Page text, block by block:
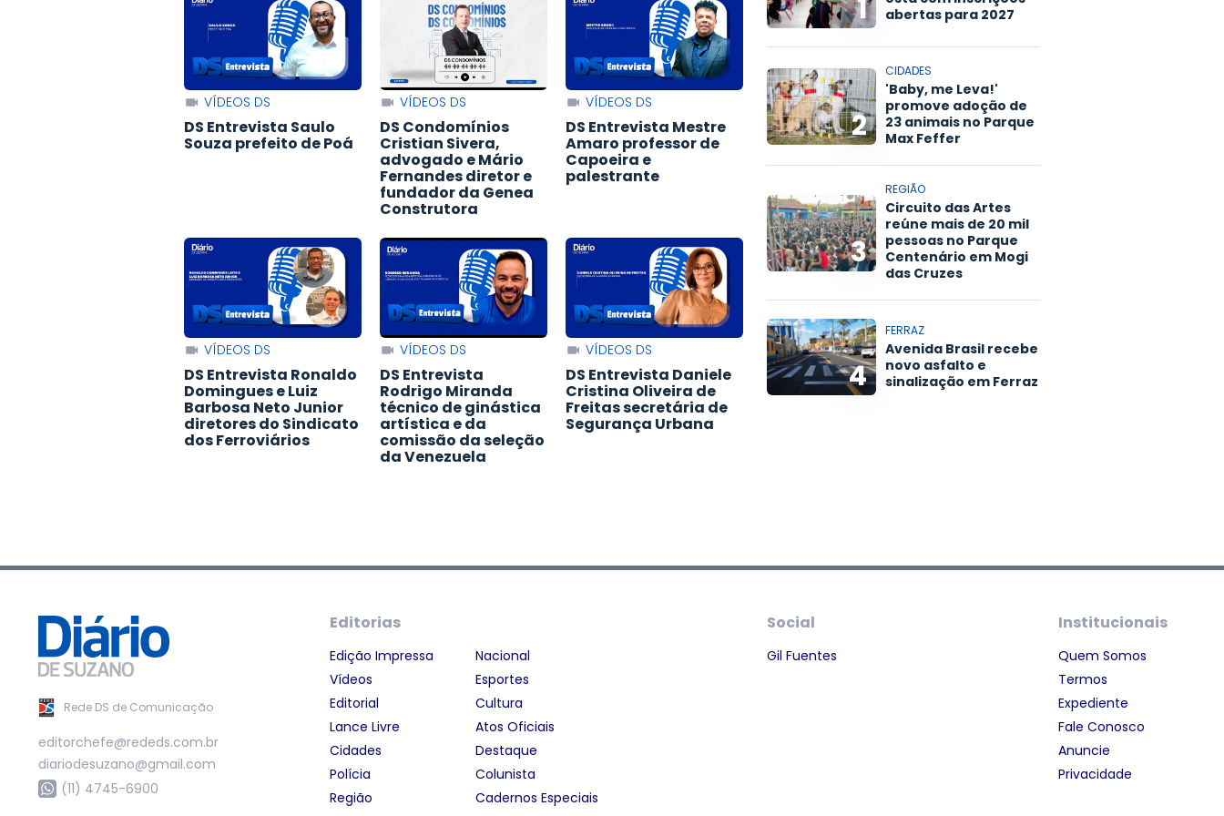
VÍDEOS DS
DS Entrevista Saulo
Souza prefeito de Poá
VÍDEOS DS
DS Condomínios
Cristian Sivera,
advogado e Mário
Fernandes diretor e
fundador da Genea
Construtora
VÍDEOS DS
DS Entrevista Mestre
Amaro professor de
Capoeira e
palestrante
VÍDEOS DS
DS Entrevista Ronaldo
Domingues e Luiz
Barbosa Neto Junior
diretores do Sindicato
dos Ferroviários
VÍDEOS DS
DS Entrevista
Rodrigo Miranda
técnico de ginástica
artística e da
comissão da seleção
da Venezuela
VÍDEOS DS
DS Entrevista Daniele
Cristina Oliveira de
Freitas secretária de
Segurança Urbana
1
abertas para 2027
2
CIDADES
'Baby, me Leva!'
promove adoção de
23 animais no Parque
Max Feffer
3
REGIÃO
Circuito das Artes
reúne mais de 20 mil
pessoas no Parque
Centenário em Mogi
das Cruzes
4
FERRAZ
Avenida Brasil recebe
novo asfalto e
sinalização em Ferraz
Rede DS de Comunicação
editorchefe@rededs.com.br
diariodesuzano@gmail.com
(11) 4745-6900
Editorias
Edição Impressa
Vídeos
Editorial
Lance Livre
Cidades
Polícia
Região
Nacional
Esportes
Cultura
Atos Oficiais
Destaque
Colunista
Cadernos Especiais
Social
Gil Fuentes
Institucionais
Quem Somos
Termos
Expediente
Fale Conosco
Anuncie
Privacidade